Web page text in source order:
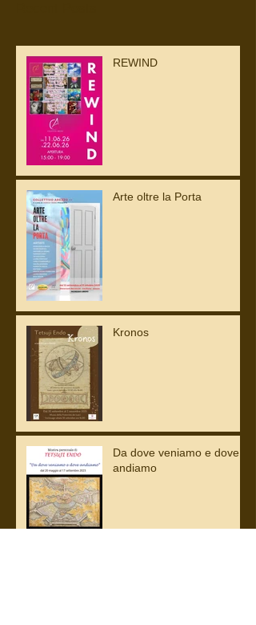
REWIND
Arte oltre la Porta
Kronos
Da dove veniamo e dove
andiamo